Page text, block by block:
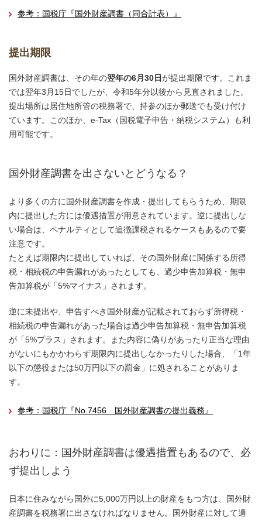
参考：国税庁『国外財産調書（同合計表）』
提出期限
国外財産調書は、その年の翌年の6月30日が提出期限です。これま
では翌年3月15日でしたが、令和5年分以後から見直されました。
提出場所は居住地所管の税務署で、持参のほか郵送でも受け付け
ています。このほか、e-Tax（国税電子申告・納税システム）も利
用可能です。
国外財産調書を出さないとどうなる？
より多くの方に国外財産調書を作成・提出してもらうため、期限
内に提出した方には優遇措置が用意されています。逆に提出しな
い場合は、ペナルティとして追徴課税されるケースもあるので要
注意です。
たとえば期限内に提出していれば、その国外財産に関係する所得
税・相続税の申告漏れがあったとしても、過少申告加算税・無申
告加算税が「5%マイナス」されます。
逆に未提出や、申告すべき国外財産が記載されておらず所得税・
相続税の申告漏れがあった場合は過少申告加算税・無申告加算税
が「5%プラス」されます。また内容に偽りがあったり正当な理由
がないにもかかわらず期限内に提出しなかったりした場合、「1年
以下の懲役または50万円以下の罰金」に処されることがありま
す。
参考：国税庁『No.7456 国外財産調書の提出義務』
おわりに：国外財産調書は優遇措置もあるので、必
ず提出しよう
日本に住みながら国外に5,000万円以上の財産をもつ方は、国外財
産調書を税務署に出さなければなりません。国外財産に対して適